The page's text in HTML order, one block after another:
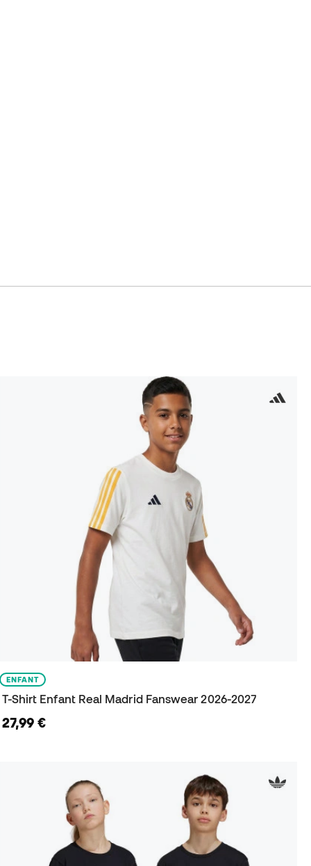
ENFANT
T-Shirt Enfant Real Madrid Fanswear 2026-2027
27,99 €